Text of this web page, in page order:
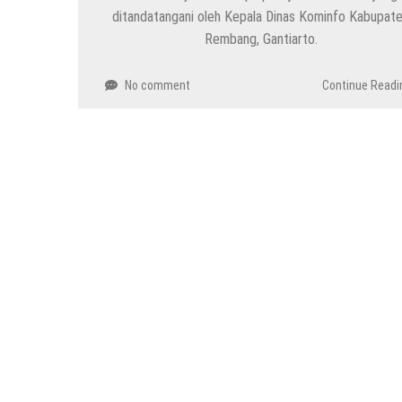
ditandatangani oleh Kepala Dinas Kominfo
Rembang, Gantiarto.
No comment Continue